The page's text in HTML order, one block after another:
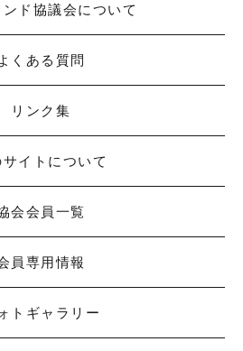
ド協議会について
くある質問
リンク集
サイトについて
会会員一覧
員専用情報
トギャラリー